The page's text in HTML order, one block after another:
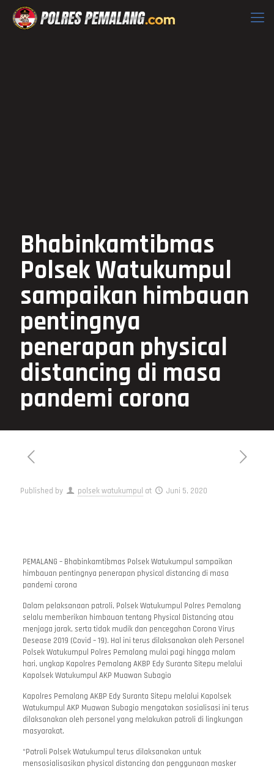
Bhabinkamtibmas
Polsek Watukumpul
sampaikan himbauan
pentingnya
penerapan physical
distancing di masa
pandemi corona
Published by polsek watukumpul at Juni 5, 2020
PEMALANG – Bhabinkamtibmas Polsek Watukumpul sampaikan
himbauan pentingnya penerapan physical distancing di masa
pandemi corona
Dalam pelaksanaan patroli, Polsek Watukumpul Polres Pemalang
selalu memberikan himbauan tentang Physical Distancing atau
menjaga jarak, serta tidak mudik dan pencegahan Corona Virus
Desease 2019 (Covid – 19). Hal ini terus dilaksanakan oleh Personel
Polsek Watukumpul Polres Pemalang mulai pagi hingga malam
hari, ungkap Kapolres Pemalang AKBP Edy Suranta Sitepu melalui
Kapolsek Watukumpul AKP Muawan Subagio
Kapolres Pemalang AKBP Edy Suranta Sitepu melalui Kapolsek
Watukumpul AKP Muawan Subagio mengatakan sosialisasi ini terus
dilaksanakan oleh personel yang melakukan patroli di lingkungan
masyarakat.
“Patroli Polsek Watukumpul terus dilaksanakan untuk
mensosialisasikan physical distancing dan penggunaan masker